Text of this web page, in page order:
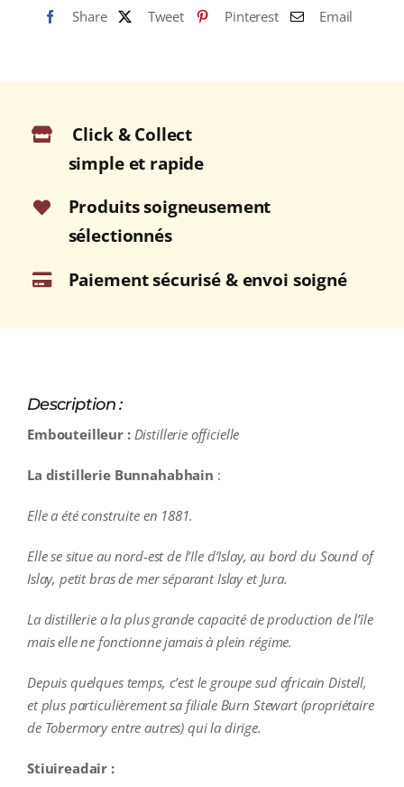
Single
(ÉCOSSE
Islay)
70cl
Share
Tweet Pinterest Email
Click & Collect
simple et rapide
Produits soigneusement
sélectionnés
Paiement sécurisé & envoi soigné
Description :
Embouteilleur : Distillerie officielle
La distillerie Bunnahabhain :
Elle a été construite en 1881.
Elle se situe au nord-est de l’Ile d’Islay, au bord du Sound of
Islay, petit bras de mer séparant Islay et Jura.
La distillerie a la plus grande capacité de production de l’île
mais elle ne fonctionne jamais à plein régime.
Depuis quelques temps, c’est le groupe sud africain Distell,
et plus particulièrement sa filiale Burn Stewart (propriétaire
de Tobermory entre autres) qui la dirige.
Stiuireadair :